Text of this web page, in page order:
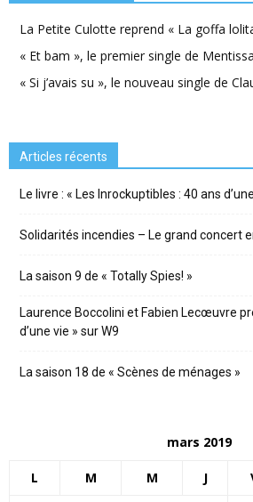
La Petite Culotte reprend « La goffa
« Et bam », le premier single de Mentissa
« Si j’avais su », le nouveau single de
Articles récents
Le livre : « Les Inrockuptibles : 40 ans
Solidarités incendies – Le grand concert
La saison 9 de « Totally Spies! »
Laurence Boccolini et Fabien Lecœuvre
d’une vie » sur W9
La saison 18 de « Scènes de ménages »
mars 2019
L M M J